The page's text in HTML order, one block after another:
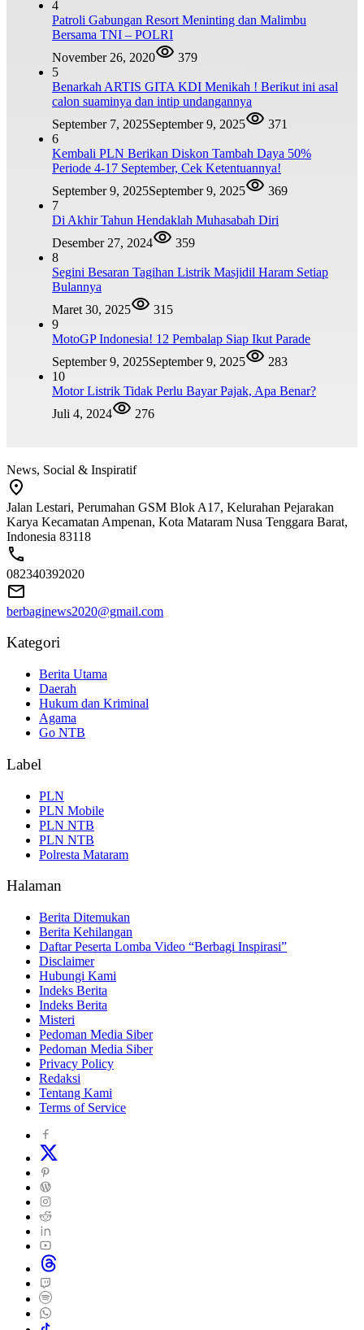
4
Patroli Gabungan Resort Meninting dan Malimbu
Bersama TNI – POLRI
November 26, 2020
379
5
Benarkah ARTIS GITA KDI Menikah ! Berikut ini asal
calon suaminya dan intip undangannya
September 7, 2025September 9, 2025
371
6
Kembali PLN Berikan Diskon Tambah Daya 50%
Periode 4-17 September, Cek Ketentuannya!
September 9, 2025September 9, 2025
369
7
Di Akhir Tahun Hendaklah Muhasabah Diri
Desember 27, 2024
359
8
Segini Besaran Tagihan Listrik Masjidil Haram Setiap
Bulannya
Maret 30, 2025
315
9
MotoGP Indonesia! 12 Pembalap Siap Ikut Parade
September 9, 2025September 9, 2025
283
10
Motor Listrik Tidak Perlu Bayar Pajak, Apa Benar?
Juli 4, 2024
276
News, Social & Inspiratif
Jalan Lestari, Perumahan GSM Blok A17, Kelurahan Pejarakan
Karya Kecamatan Ampenan, Kota Mataram Nusa Tenggara Barat,
Indonesia 83118
082340392020
berbaginews2020@gmail.com
Kategori
Berita Utama
Daerah
Hukum dan Kriminal
Agama
Go NTB
Label
PLN
PLN Mobile
PLN NTB
PLN NTB
Polresta Mataram
Halaman
Berita Ditemukan
Berita Kehilangan
Daftar Peserta Lomba Video “Berbagi Inspirasi”
Disclaimer
Hubungi Kami
Indeks Berita
Indeks Berita
Misteri
Pedoman Media Siber
Pedoman Media Siber
Privacy Policy
Redaksi
Tentang Kami
Terms of Service